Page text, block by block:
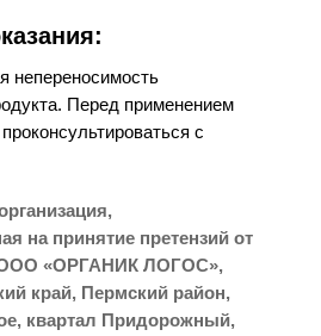
на принятие претензий от
ООО «ОРГАНИК ЛОГОС»,
край, Пермский район,
квартал Придорожный,
непереносимость
Перед применением
с